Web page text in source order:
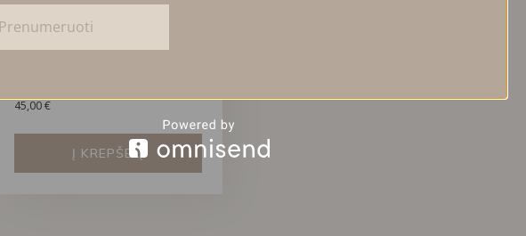
45,00€
Į KREPŠELĮ
Prenumeruoti